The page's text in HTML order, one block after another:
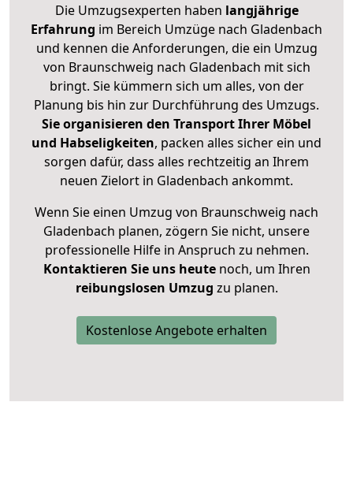
Die Umzugsexperten haben langjährige
Erfahrung im Bereich Umzüge nach Gladenbach
und kennen die Anforderungen, die ein Umzug
von Braunschweig nach Gladenbach mit sich
bringt. Sie kümmern sich um alles, von der
Planung bis hin zur Durchführung des Umzugs.
Sie organisieren den Transport Ihrer Möbel
und Habseligkeiten, packen alles sicher ein und
sorgen dafür, dass alles rechtzeitig an Ihrem
neuen Zielort in Gladenbach ankommt.
Wenn Sie einen Umzug von Braunschweig nach
Gladenbach planen, zögern Sie nicht, unsere
professionelle Hilfe in Anspruch zu nehmen.
Kontaktieren Sie uns heutenoch, um Ihren
reibungslosen Umzug zu planen.
Kostenlose Angebote erhalten